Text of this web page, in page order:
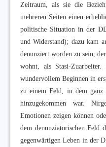
Zeitraum, als sie die
mehreren Seiten einen
politische Situation in der
und Widerstand); dazu kam
denunziert worden zu sein,
wohnt, als Stasi-
wundervollem Beginnen in
zu einem Feld, in dem ganz
hinzugekommen war.
Emotionen zeigen können
dem denunziatorischen Feld
gegenwärtigen Leben in der